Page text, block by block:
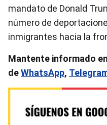
mandato de Donald
número de
inmigrantes hacia la
Mantente informado
deWhatsApp,